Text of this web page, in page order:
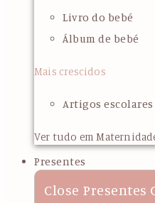
Livro do bebé
Álbum de bebé
Mais crescidos
Artigos escolares
Ver tudo em
Presentes
Close Presentes